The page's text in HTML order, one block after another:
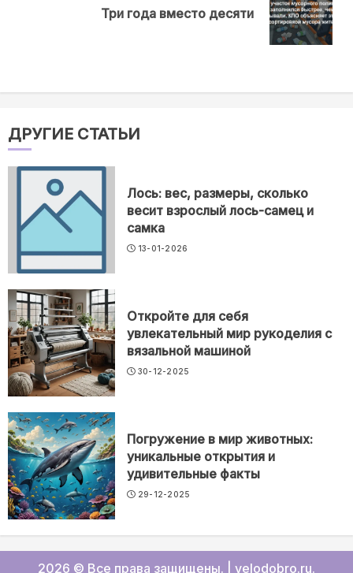
Три года вместо десяти
ДРУГИЕ СТАТЬИ
Лось: вес, размеры, сколько
весит взрослый лось-самец и
самка
13-01-2026
Откройте для себя
увлекательный мир рукоделия с
вязальной машиной
30-12-2025
Погружение в мир животных:
уникальные открытия и
удивительные факты
29-12-2025
2026 © Все права защищены. velodobro.ru.